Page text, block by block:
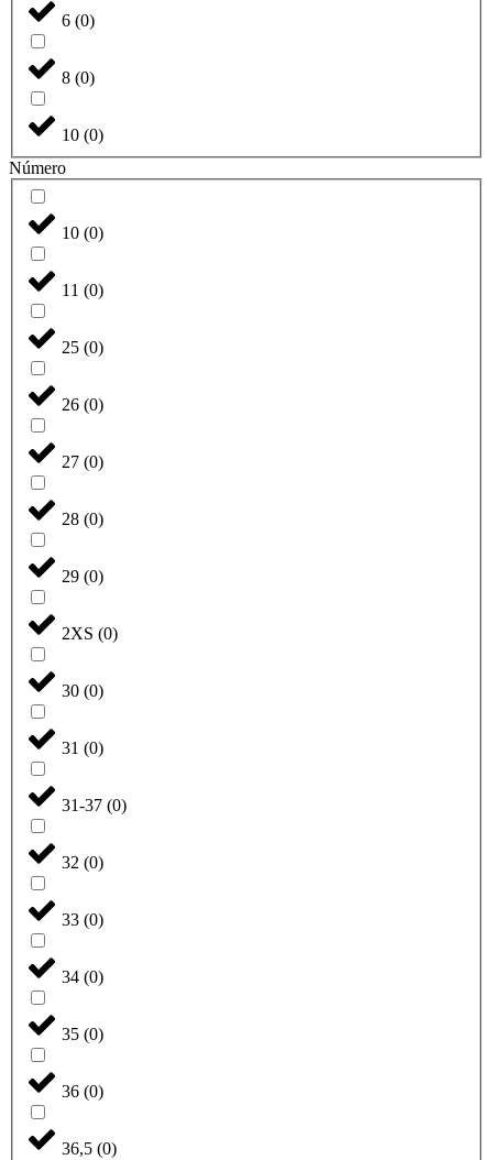
6 (0)
8 (0)
10 (0)
Número
10 (0)
11 (0)
25 (0)
26 (0)
27 (0)
28 (0)
29 (0)
2XS (0)
30 (0)
31 (0)
31-37 (0)
32 (0)
33 (0)
34 (0)
35 (0)
36 (0)
36,5 (0)